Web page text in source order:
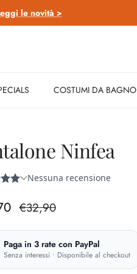
le novità >
COSTUMI DA BAGNO
Ninfea
di vendita
€32,90
Paga in 3 rate con PayPal
Senza interessi • Disponibile al checkout